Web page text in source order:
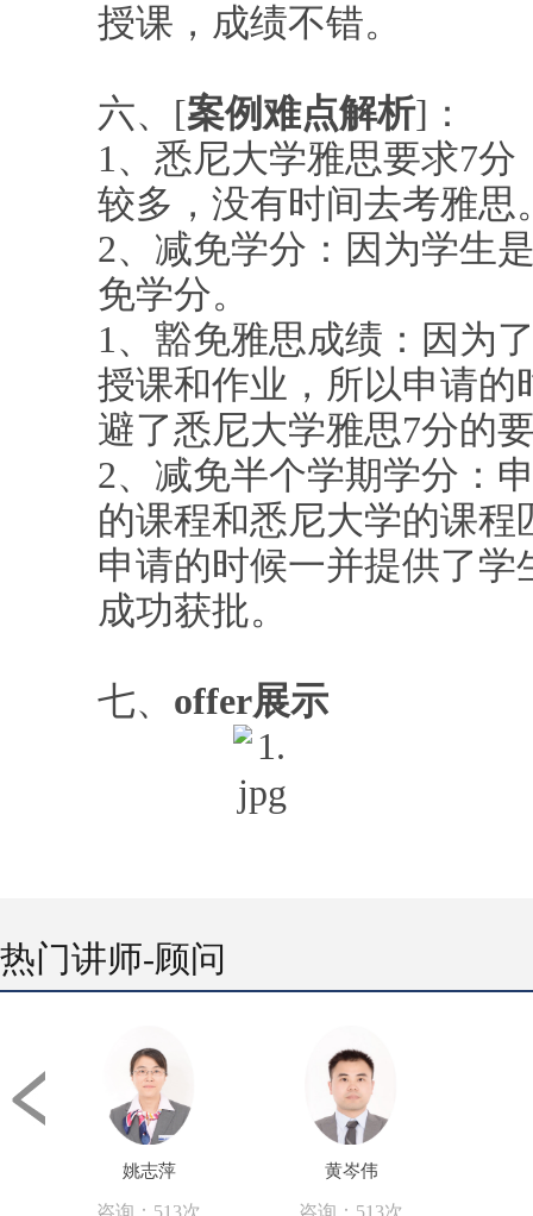
授课，成绩不错。
六、[案例难点解析]：
1、悉尼大学雅思要求7
较多，没有时间去考雅思
2、减免学分：因为学生
免学分。
1、豁免雅思成绩：因为
授课和作业，所以申请
避了悉尼大学雅思7分的
2、减免半个学期学分：
的课程和悉尼大学的课
申请的时候一并提供了
成功获批。
七、 offer展示
热门讲师-顾问
姚志萍
咨询：513次
黄岑伟
咨询：513次